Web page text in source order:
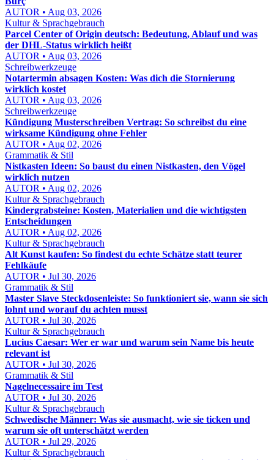
AUTOR • Aug 03, 2026
Kultur & Sprachgebrauch
Parcel Center of Origin deutsch: Bedeutung, Ablauf und was
der DHL-Status wirklich heißt
AUTOR • Aug 03, 2026
Schreibwerkzeuge
Notartermin absagen Kosten: Was dich die Stornierung
wirklich kostet
AUTOR • Aug 03, 2026
Schreibwerkzeuge
Kündigung Musterschreiben Vertrag: So schreibst du eine
wirksame Kündigung ohne Fehler
AUTOR • Aug 02, 2026
Grammatik & Stil
Nistkasten Ideen: So baust du einen Nistkasten, den Vögel
wirklich nutzen
AUTOR • Aug 02, 2026
Kultur & Sprachgebrauch
Kindergrabsteine: Kosten, Materialien und die wichtigsten
Entscheidungen
AUTOR • Aug 02, 2026
Kultur & Sprachgebrauch
Alt Kunst kaufen: So findest du echte Schätze statt teurer
Fehlkäufe
AUTOR • Jul 30, 2026
Grammatik & Stil
Master Slave Steckdosenleiste: So funktioniert sie, wann sie sich
lohnt und worauf du achten musst
AUTOR • Jul 30, 2026
Kultur & Sprachgebrauch
Lucius Caesar: Wer er war und warum sein Name bis heute
relevant ist
AUTOR • Jul 30, 2026
Grammatik & Stil
Nagelnecessaire im Test
AUTOR • Jul 30, 2026
Kultur & Sprachgebrauch
Schwedische Männer: Was sie ausmacht, wie sie ticken und
warum sie oft unterschätzt werden
AUTOR • Jul 29, 2026
Kultur & Sprachgebrauch